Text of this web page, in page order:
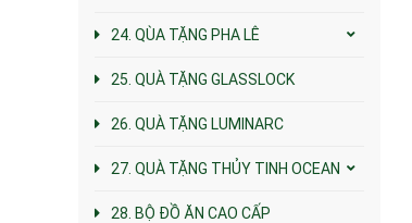
24. QÙA TẶNG PHA LÊ
25. QUÀ TẶNG GLASSLOCK
26. QUÀ TẶNG LUMINARC
27. QUÀ TẶNG THỦY TINH OCEAN
28. BỘ ĐỒ ĂN CAO CẤP